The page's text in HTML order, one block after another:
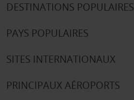
DESTINATIONS POPULAIRES
PAYS POPULAIRES
SITES INTERNATIONAUX
PRINCIPAUX AÉROPORTS